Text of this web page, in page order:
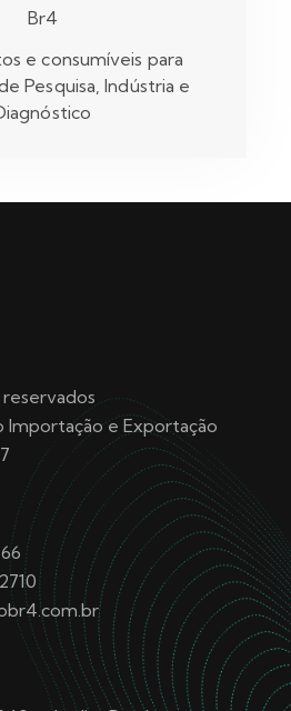
Br4
e consumíveis para
Pesquisa, Indústria e
e Exportação